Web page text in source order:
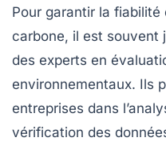
Pour garantir la
carbone, il est souvent
des experts en
environnementaux. Ils
entreprises dans
vérification des